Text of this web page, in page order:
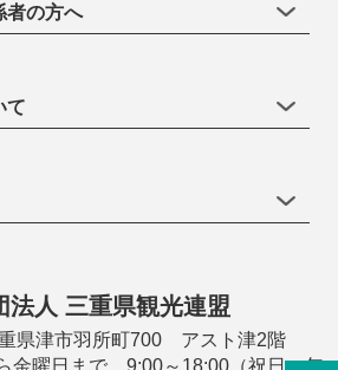
者の方へ
て
法人 三重県観光連盟
県津市羽所町700 アスト津2階
金曜日まで 9:00～18:00（祝日・年